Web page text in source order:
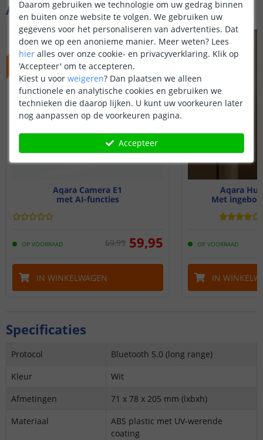
Aanvullende producten
ACTIEPRIJS
Aqara Camera E1
met AI-functies
OP VOORRAAD 69,99 59,95
IN WINKELWAGEN
Aqara
Met
OP VOORRAAD
IN
Specificaties
Protocol
Bluetooth 5.0 (long range)
Kleur
Wit
Afmetingen
71 x 78 x 205 mm (lxbxh)
Materiaal
ABS plastic met UV-werende
coating
Daarom gebruiken we technologie om uw gedrag binnen
en buiten onze website te volgen. We gebruiken uw
gegevens voor het personaliseren van advertenties. Dat
doen we op een anonieme manier. Meer weten? Lees
hier alles over onze cookie- en privacyverklaring. Klik op
'Accepteer' om te accepteren.
Kiest u voor weigeren? Dan plaatsen we alleen
functionele en analytische cookies en gebruiken we
technieken die daarop lijken. U kunt uw voorkeuren later
nog aanpassen op de voorkeuren pagina.
Accepteer